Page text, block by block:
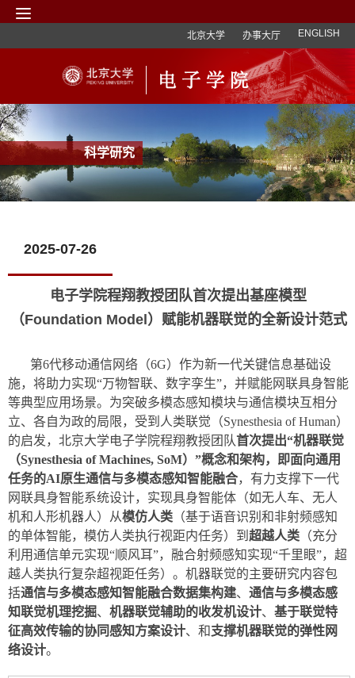
北京大学 办事大厅 ENGLISH
科学研究
2025-07-26
电子学院程翔教授团队首次提出基座模型
（Foundation Model）赋能机器联觉的全新设计范式
第6代移动通信网络（6G）作为新一代关键信息基础设
施，将助力实现“万物智联、数字孪生”，并赋能网联具身智能
等典型应用场景。为突破多模态感知模块与通信模块互相分
立、各自为政的局限，受到人类联觉（Synesthesia of Human）
的启发，北京大学电子学院程翔教授团队首次提出“机器联觉
（Synesthesia of Machines, SoM）”概念和架构，即面向通用
任务的AI原生通信与多模态感知智能融合，有力支撑下一代
网联具身智能系统设计，实现具身智能体（如无人车、无人
机和人形机器人）从模仿人类 （基于语音识别和非射频感知
的单体智能，模仿人类执行视距内任务）到 超越人类 （充分
利用通信单元实现“顺风耳”，融合射频感知实现“千里眼”，超
越人类执行复杂超视距任务）。机器联觉的主要研究内容包
括通信与多模态感知智能融合数据集构建、 通信与多模态感
知联觉机理挖掘、 机器联觉辅助的收发机设计、 基于联觉特
征高效传输的协同感知方案设计、和支撑机器联觉的弹性网
络设计。